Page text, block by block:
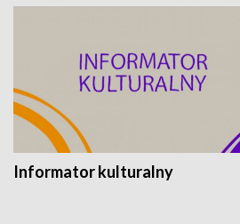
Informator kulturalny